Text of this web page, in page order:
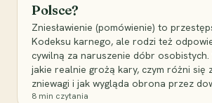
Polsce?
Zniesławienie (pomówienie) to
Kodeksu karnego, ale rodzi też
cywilną za naruszenie dóbr osobistych.
jakie realnie grożą kary, czym różni się
zniewagi i jak wygląda obrona przez
8 min czytania